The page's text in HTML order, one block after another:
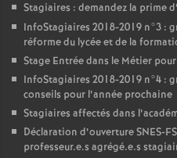
Stagiaires : demandez la prime
InfoStagiaires 2018-2019 n°3 :
réforme du lycée et de la
Stage Entrée dans le Métier
InfoStagiaires 2018-2019 n°4 :
conseils pour l’année prochaine
Stagiaires affectés dans
Déclaration d’ouvertureSNES-
professeur.e.s agrégé.e.s